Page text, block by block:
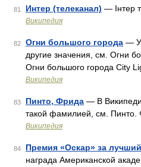
81 Интер (телеканал) — Iнтер
Википедия
82 Огни большого города — У
другие значения, см. Огни
Огни большого города City
Википедия
83 Пинто, Фрида — В
такой фамилией, см. Пинто.
Википедия
84 Премия «Оскар» за
награда Американской